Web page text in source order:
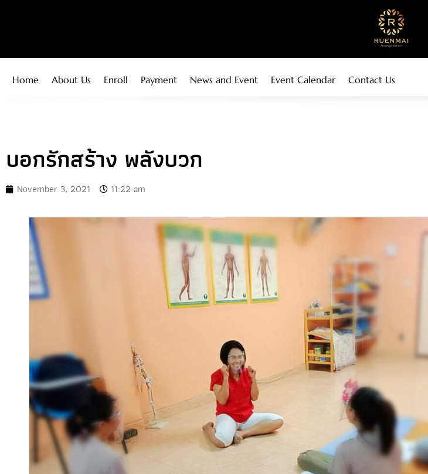
Home About Us Enroll Payment News and Event Event Calendar Contact Us
บอกรักสร้าง พลังบวก
November 3, 2021 11:22 am